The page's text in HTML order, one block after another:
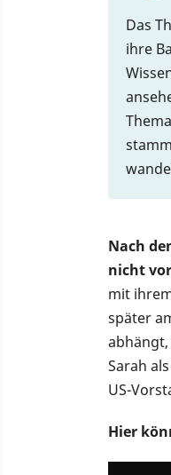
Das
ihre
Nach
nicht
mit
später
Sarah
US-
Hier